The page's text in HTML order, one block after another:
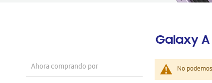
Galaxy A
No
Ahora comprando por